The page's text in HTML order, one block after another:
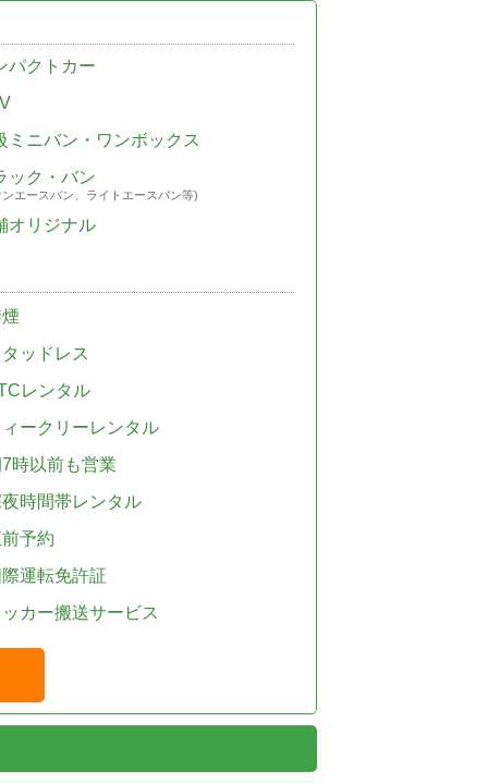
パクトカー
ミニバン・ワンボックス
ック・バン
エースバン、ライトエースバン等)
オリジナル
ッドレス
レンタル
ークリーレンタル
時以前も営業
時間帯レンタル
予約
運転免許証
カー搬送サービス